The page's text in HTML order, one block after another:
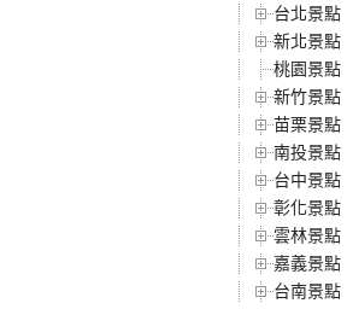
台北景點
新北景點
桃園景點
新竹景點
苗栗景點
南投景點
台中景點
彰化景點
雲林景點
嘉義景點
台南景點